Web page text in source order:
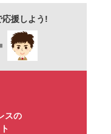
援しよう!
スの